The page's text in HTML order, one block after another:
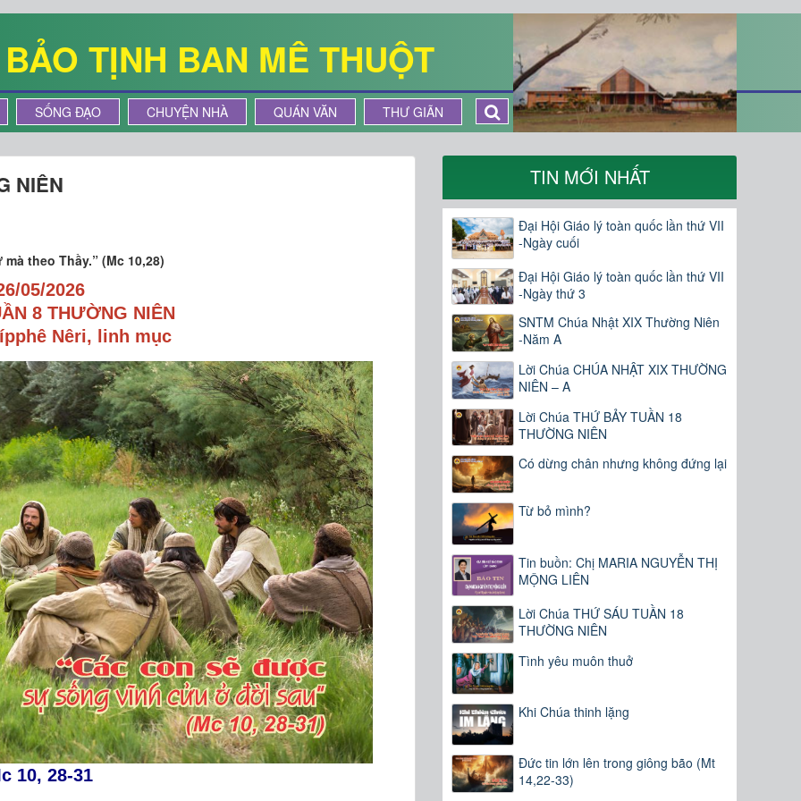
TỊNH BAN MÊ THUỘT
SỐNG ĐẠO CHUYỆN NHÀ QUÁN VĂN THƯ GIÃN
NIÊN
theo Thầy.” (Mc 10,28)
05/2026
8 THƯỜNG NIÊN
Nêri, linh mục
10, 28-31
TIN MỚI NHẤT
Đại Hội Giáo lý toàn quốc lần thứ VII
-Ngày cuối
Đại Hội Giáo lý toàn quốc lần thứ VII
-Ngày thứ 3
SNTM Chúa Nhật XIX Thường Niên
-Năm A
Lời Chúa CHÚA NHẬT XIX THƯỜNG
NIÊN – A
Lời Chúa THỨ BẢY TUẦN 18
THƯỜNG NIÊN
Có dừng chân nhưng không đứng lại
Từ bỏ mình?
Tin buồn: Chị MARIA NGUYỄN THỊ
MỘNG LIÊN
Lời Chúa THỨ SÁU TUẦN 18
THƯỜNG NIÊN
Tình yêu muôn thuở
Khi Chúa thinh lặng
Đức tin lớn lên trong giông bão (Mt
14,22-33)